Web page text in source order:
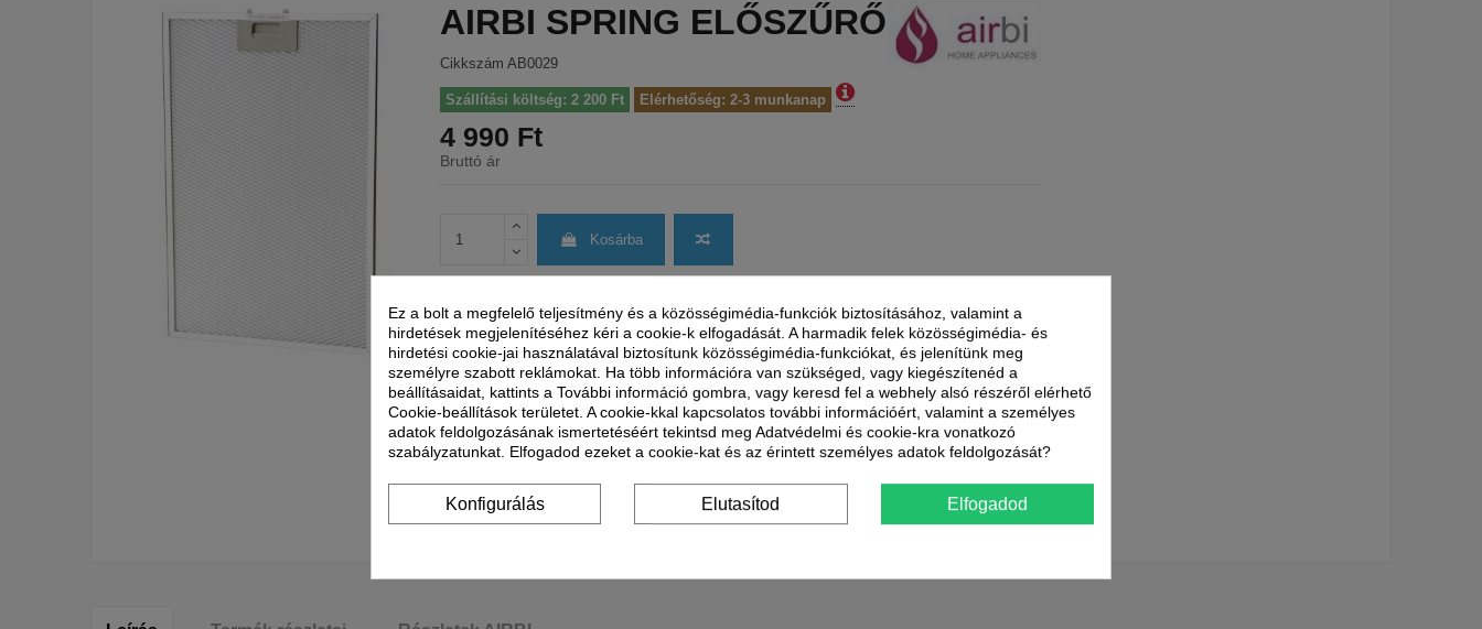
AIRBI SPRING ELŐSZŰRŐ
Cikkszám AB0029
Szállítási költség: 2 200 Ft Elérhetőség: 2-3 munkanap
4 990 Ft
Bruttó ár
Kosárba
Garancia 0 hónap
Szállítással kapcsolatos információk
Partnereink Szállítási idő
Munkanapokon: reggel 8 és 17 óra
között
Ez a bolt a megfelelő teljesítmény és a közösségimédia-funkciók biztosításához, valamint a
hirdetések megjelenítéséhez kéri a cookie-k elfogadását. A harmadik felek közösségimédia- és
hirdetési cookie-jai használatával biztosítunk közösségimédia-funkciókat, és jelenítünk meg
személyre szabott reklámokat. Ha több információra van szükséged, vagy kiegészítenéd a
beállításaidat, kattints a További információ gombra, vagy keresd fel a webhely alsó részéről elérhető
Cookie-beállítások területet. A cookie-kkal kapcsolatos további információért, valamint a személyes
adatok feldolgozásának ismertetéséért tekintsd meg Adatvédelmi és cookie-kra vonatkozó
szabályzatunkat. Elfogadod ezeket a cookie-kat és az érintett személyes adatok feldolgozását?
Konfigurálás Elutasítod Elfogadod